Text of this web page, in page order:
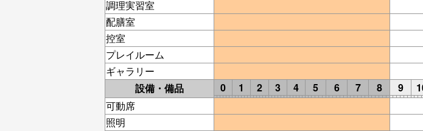
調理実習室
配膳室
控室
プレイルーム
ギャラリー
設備・備品
0 1 2 3 4 5 6 7 8 9
可動席
照明